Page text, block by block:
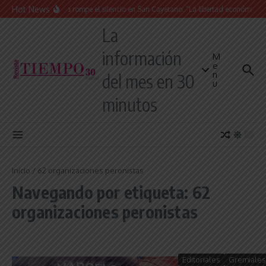
Saltar al contenido
Hot NewsLa Iglesia rompe el silencio en San Cayetano: “La libertad económica no
La
información
del mes en 30
minutos
M
e
n
u
Inicio / 62 organizaciones peronistas
Navegando por etiqueta: 62
organizaciones peronistas
Editoriales Gremiales